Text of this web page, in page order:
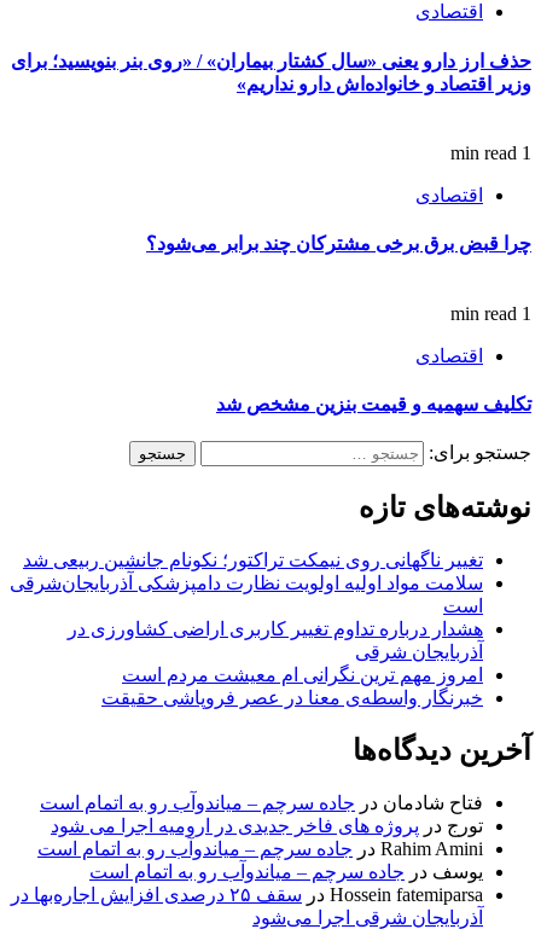
اقتصادی
حذف ارز دارو یعنی «سال کشتار بیماران» / «روی بنر بنویسید؛ برای
وزیر اقتصاد و خانواده‌اش دارو نداریم»
1 min read
اقتصادی
چرا قبض برق برخی مشترکان چند برابر می‌شود؟
1 min read
اقتصادی
تکلیف سهمیه و قیمت بنزین مشخص شد
جستجو برای:
نوشته‌های تازه
تغییر ناگهانی روی نیمکت تراکتور؛ نکونام جانشین ربیعی شد
سلامت مواد اولیه اولویت نظارت دامپزشکی آذربایجان‌شرقی
است
هشدار درباره تداوم تغییر کاربری اراضی کشاورزی در
آذربایجان شرقی
امروز مهم‌ ترین نگرانی‌ ام معیشت مردم است
خبرنگار واسطه‌ی معنا در عصر فروپاشی حقیقت
آخرین دیدگاه‌ها
فتاح شادمان در جاده سرچم – میاندوآب رو به اتمام است
تورج در پروژه های فاخر جدیدی در ارومیه اجرا می شود
Rahim Amini در جاده سرچم – میاندوآب رو به اتمام است
یوسف در جاده سرچم – میاندوآب رو به اتمام است
Hossein fatemiparsa در
سقف ۲۵ درصدی افزایش اجاره‌بها در
آذربایجان شرقی اجرا می‌شود